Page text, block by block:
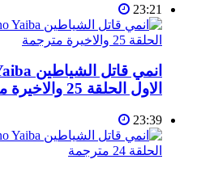
23:21
الاول الحلقة 25 والاخيرة مترجمة
23:39